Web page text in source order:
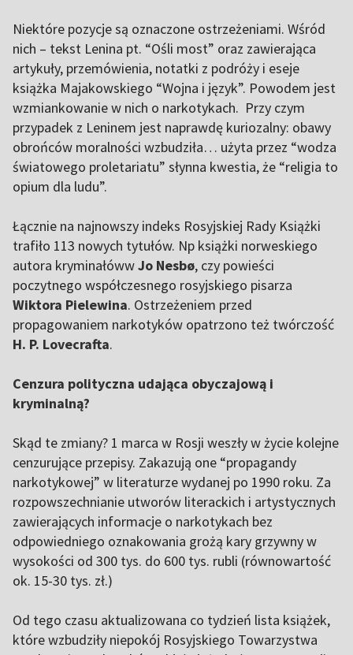
Niektóre pozycje są oznaczone ostrzeżeniami. Wśród
nich – tekst Lenina pt. “Ośli most” oraz zawierająca
artykuły, przemówienia, notatki z podróży i eseje
książka Majakowskiego “Wojna i język”. Powodem jest
wzmiankowanie w nich o narkotykach. Przy czym
przypadek z Leninem jest naprawdę kuriozalny: obawy
obrońców moralności wzbudziła… użyta przez “wodza
światowego proletariatu” słynna kwestia, że “religia to
opium dla ludu”.
Łącznie na najnowszy indeks Rosyjskiej Rady Książki
trafiło 113 nowych tytułów. Np książki norweskiego
autora kryminałówwJo Nesbø, czy powieści
poczytnego współczesnego rosyjskiego pisarza
Wiktora Pielewina. Ostrzeżeniem przed
propagowaniem narkotyków opatrzono też twórczość
H. P. Lovecrafta.
Cenzura polityczna udająca obyczajową i
kryminalną?
Skąd te zmiany? 1 marca w Rosji weszły w życie kolejne
cenzurujące przepisy. Zakazują one “propagandy
narkotykowej” w literaturze wydanej po 1990 roku. Za
rozpowszechnianie utworów literackich i artystycznych
zawierających informacje o narkotykach bez
odpowiedniego oznakowania grożą kary grzywny w
wysokości od 300 tys. do 600 tys. rubli (równowartość
ok. 15-30 tys. zł.)
Od tego czasu aktualizowana co tydzień lista książek,
które wzbudziły niepokój Rosyjskiego Towarzystwa